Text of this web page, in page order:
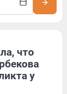
что
у